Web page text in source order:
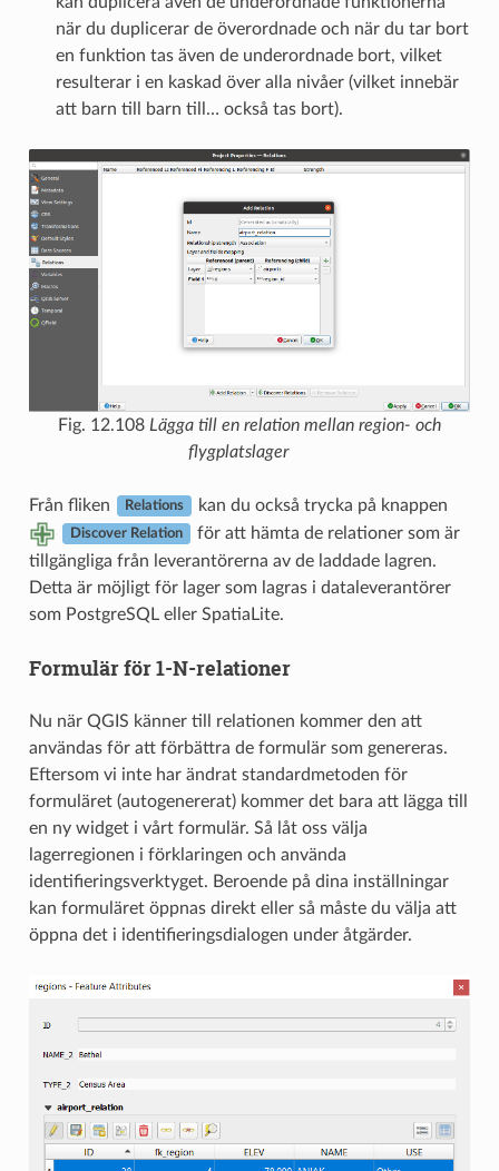
när du duplicerar de överordnade och när du tar bort
en funktion tas även de underordnade bort, vilket
resulterar i en kaskad över alla nivåer (vilket innebär
att barn till barn till… också tas bort).
Fig. 12.108 Lägga till en relation mellan region- och
flygplatslager
Från fliken Relations kan du också trycka på knappen
Discover Relation
för att hämta de relationer som är
tillgängliga från leverantörerna av de laddade lagren.
Detta är möjligt för lager som lagras i dataleverantörer
som PostgreSQL eller SpatiaLite.
Formulär för 1-N-relationer
Nu när QGIS känner till relationen kommer den att
användas för att förbättra de formulär som genereras.
Eftersom vi inte har ändrat standardmetoden för
formuläret (autogenererat) kommer det bara att lägga till
en ny widget i vårt formulär. Så låt oss välja
lagerregionen i förklaringen och använda
identifieringsverktyget. Beroende på dina inställningar
kan formuläret öppnas direkt eller så måste du välja att
öppna det i identifieringsdialogen under åtgärder.